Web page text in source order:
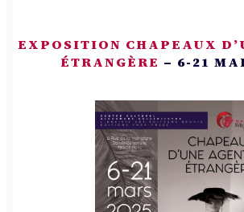
EXPOSITION CHAPEAUX
ÉTRANGÈRE – 6-21